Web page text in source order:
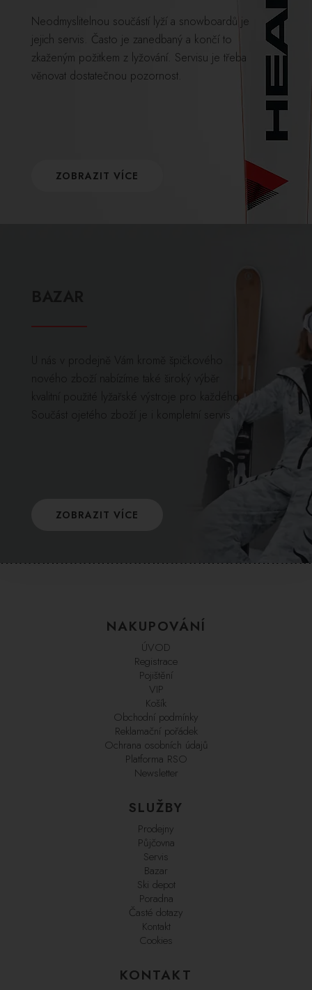
Neodmyslitelnou součástí lyží a snowboardů je
jejich servis. Často je zanedbaný a končí to
zkaženým požitkem z lyžování. Servisu je třeba
věnovat dostatečnou pozornost.
ZOBRAZIT VÍCE
U nás v prodejně Vám kromě špičkového
nového zboží nabízíme také široký výběr
kvalitní použité lyžařské výstroje pro každého.
Součást ojetého zboží je i kompletní servis.
ZOBRAZIT VÍCE
NAKUPOVÁNÍ
ÚVOD
Registrace
Pojištění
VIP
Košík
Obchodní podmínky
Reklamační pořádek
Ochrana osobních údajů
Platforma RSO
Newsletter
SLUŽBY
Prodejny
Půjčovna
Servis
Bazar
Ski depot
Poradna
Časté dotazy
Kontakt
Cookies
KONTAKT